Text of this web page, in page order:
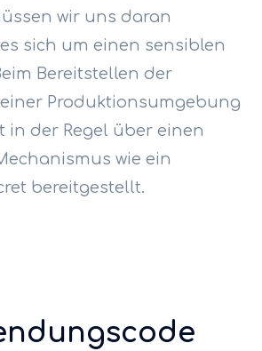
wir uns daran
sich um einen sensiblen
Bereitstellen der
Produktionsumgebung
in der Regel über einen
wie ein
bereitgestellt.